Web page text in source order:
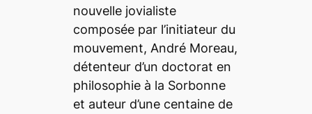
nouvelle jovialiste
composée par l’initiateur du
mouvement, André Moreau,
détenteur d’un doctorat en
philosophie à la Sorbonne
et auteur d’une centaine de